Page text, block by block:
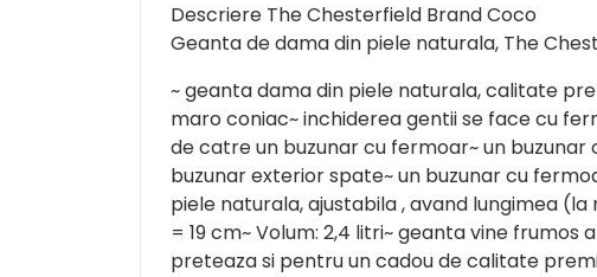
Descriere The Chesterfield Brand Coco
Geanta de dama din piele naturala, The
~ geanta dama din piele naturala, calitate
maro coniac~ inchiderea gentii se face cu
de catre un buzunar cu fermoar~ un
buzunar exterior spate~ un buzunar cu
piele naturala, ajustabila , avand lungimea (la
= 19 cm~ Volum: 2,4 litri~ geanta vine
preteaza si pentru un cadou de calitate